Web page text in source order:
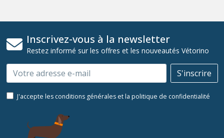
Inscrivez-vous à la newsletter
Restez informé sur les offres et les nouveautés Vétorino
Email S'inscrire
J'accepte les conditions générales et la politique de confidentialité